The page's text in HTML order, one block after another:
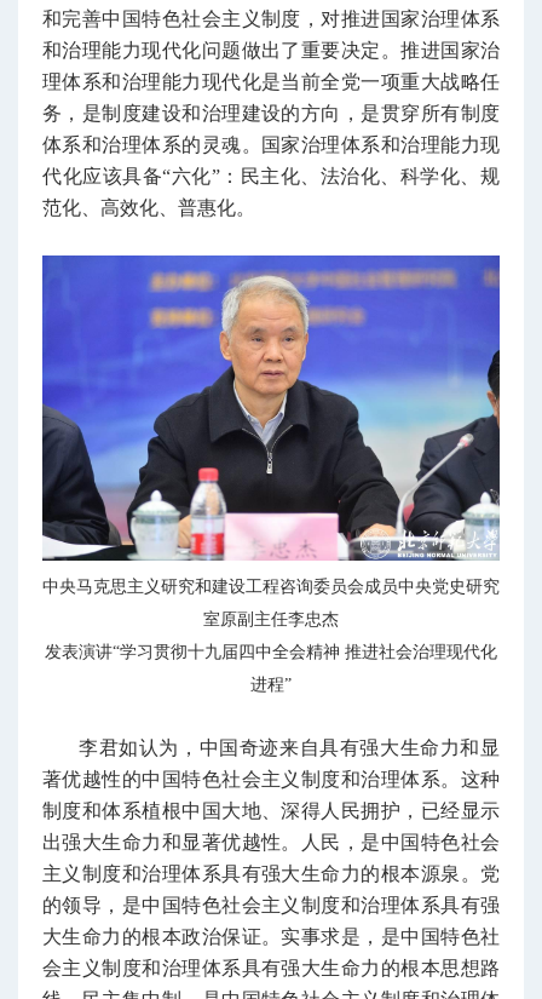
和完善中国特色社会主义制度，对推进国家治理体系
和治理能力现代化问题做出了重要决定。推进国家治
理体系和治理能力现代化是当前全党一项重大战略任
务，是制度建设和治理建设的方向，是贯穿所有制度
体系和治理体系的灵魂。国家治理体系和治理能力现
代化应该具备“六化”：民主化、法治化、科学化、规
范化、高效化、普惠化。
中央马克思主义研究和建设工程咨询委员会成员中央党史研究
室原副主任李忠杰
发表演讲“学习贯彻十九届四中全会精神 推进社会治理现代化
进程”
李君如认为，中国奇迹来自具有强大生命力和显
著优越性的中国特色社会主义制度和治理体系。这种
制度和体系植根中国大地、深得人民拥护，已经显示
出强大生命力和显著优越性。人民，是中国特色社会
主义制度和治理体系具有强大生命力的根本源泉。党
的领导，是中国特色社会主义制度和治理体系具有强
大生命力的根本政治保证。实事求是，是中国特色社
会主义制度和治理体系具有强大生命力的根本思想路